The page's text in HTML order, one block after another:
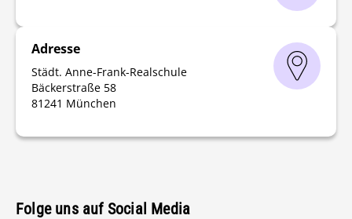
Adresse
Städt. Anne-Frank-Realschule
Bäckerstraße 58
81241 München
Folge uns auf Social Media